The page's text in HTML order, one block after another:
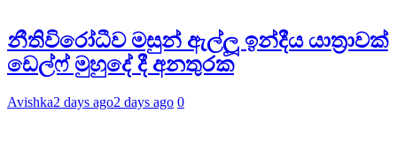
නීතිවිරෝධීව මසුන් ඇල්ලූ ඉන්දීය යාත්‍රාවක්
ඩෙල්ෆ් මුහුදේ දී අනතුරක
Avishka2 days ago2 days ago 0